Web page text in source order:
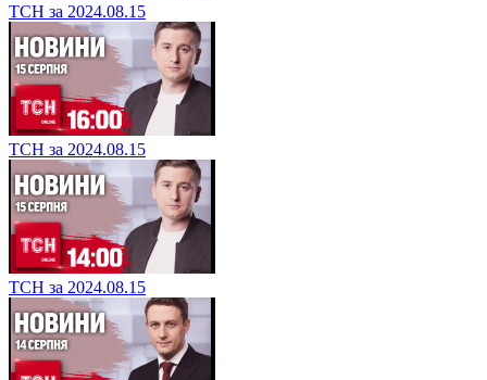
ТСН за 2024.08.15
ТСН за 2024.08.15
ТСН за 2024.08.15